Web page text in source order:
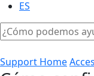
ES
Support Home